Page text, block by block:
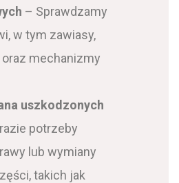
– Sprawdzamy
w tym zawiasy,
mechanizmy
uszkodzonych
potrzeby
lub wymiany
takich jak